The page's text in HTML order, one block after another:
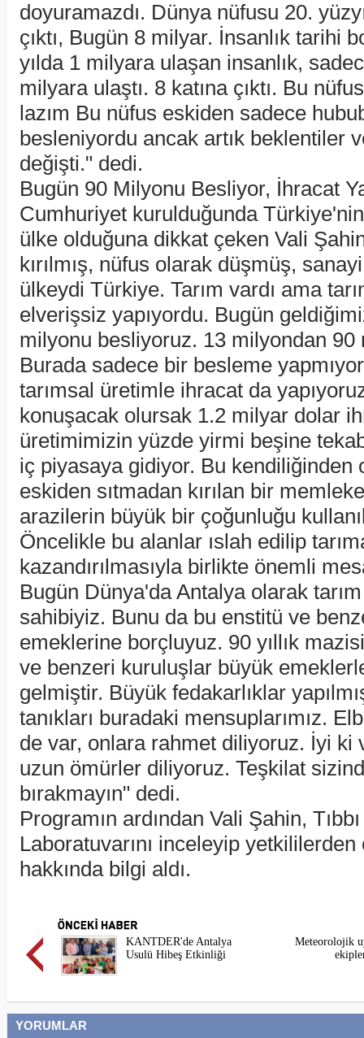
doyuramazdı. Dünya nüfusu 20.
çıktı, Bugün 8 milyar. İnsanlık tarihi
yılda 1 milyara ulaşan insanlık,
milyara ulaştı. 8 katına çıktı. Bu
lazım Bu nüfus eskiden sadece
besleniyordu ancak artık beklentiler
değişti." dedi.
Bugün 90 Milyonu Besliyor, İhracat
Cumhuriyet kurulduğunda
ülke olduğuna dikkat çeken Vali
kırılmış, nüfus olarak düşmüş,
ülkeydi Türkiye. Tarım vardı ama
elverişsiz yapıyordu. Bugün
milyonu besliyoruz. 13 milyondan 90
Burada sadece bir besleme
tarımsal üretimle ihracat da
konuşacak olursak 1.2 milyar dolar
üretimimizin yüzde yirmi beşine
iç piyasaya gidiyor. Bu kendiliğinden
eskiden sıtmadan kırılan bir
arazilerin büyük bir çoğunluğu
Öncelikle bu alanlar ıslah edilip
kazandırılmasıyla birlikte önemli
Bugün Dünya'da Antalya olarak
sahibiyiz. Bunu da bu enstitü ve
emeklerine borçluyuz. 90 yıllık
ve benzeri kuruluşlar büyük
gelmiştir. Büyük fedakarlıklar
tanıkları buradaki mensuplarımız.
de var, onlara rahmet diliyoruz. İyi ki
uzun ömürler diliyoruz. Teşkilat
bırakmayın" dedi.
Programın ardından Vali Şahin,
Laboratuvarını inceleyip yetkililerden
hakkında bilgi aldı.
KANTDER'de Antalya
Usulü Hibeş Etkinliği
Meteorolojik
YORUMLAR